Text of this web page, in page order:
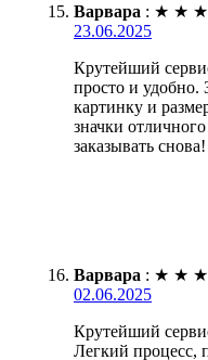
Варвара : ★ ★ ★
23.06.2025
Крутейший
просто и удобно.
картинку и
значки
заказывать снова!
Варвара : ★ ★ ★
02.06.2025
Крутейший
Легкий процесс,